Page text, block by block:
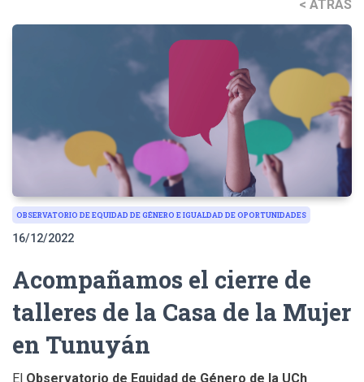
< ATRÁS
OBSERVATORIO DE EQUIDAD DE GÉNERO E IGUALDAD DE OPORTUNIDADES
16/12/2022
Acompañamos el cierre de
talleres de la Casa de la Mujer
en Tunuyán
El Observatorio de Equidad de Género de la UCh